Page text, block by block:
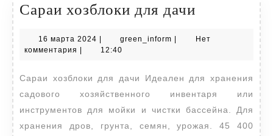
Сараи хозблоки для дачи
для
16 марта 2024 16
марта
green_inform green_inform
Нет
комментария
12:40
Сараи хозблоки для дачи Идеален для хранения
садового хозяйственного инвентаря или
инструментов для мойки и чистки бассейна. Для
хранения дров, грунта, семян, урожая. 45 400